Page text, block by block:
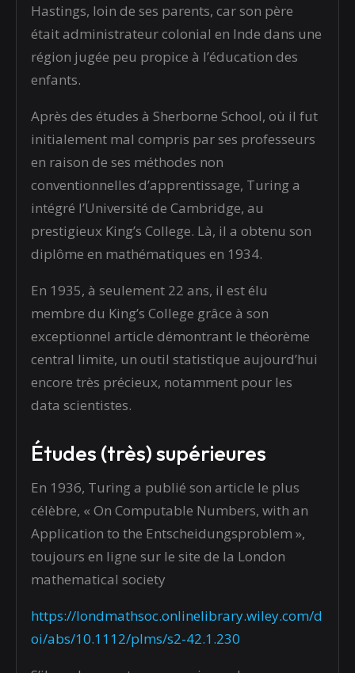
Hastings, loin de ses parents, car son père
était administrateur colonial en Inde dans une
région jugée peu propice à l’éducation des
enfants.
Après des études à Sherborne School, où il fut
initialement mal compris par ses professeurs
en raison de ses méthodes non
conventionnelles d’apprentissage, Turing a
intégré l’Université de Cambridge, au
prestigieux King’s College. Là, il a obtenu son
diplôme en mathématiques en 1934.
En 1935, à seulement 22 ans, il est élu
membre du King’s College grâce à son
exceptionnel article démontrant le théorème
central limite, un outil statistique aujourd’hui
encore très précieux, notamment pour les
data scientistes.
Études (très) supérieures
En 1936, Turing a publié son article le plus
célèbre, « On Computable Numbers, with an
Application to the Entscheidungsproblem »,
toujours en ligne sur le site de la London
mathematical society
https://londmathsoc.onlinelibrary.wiley.com/d
oi/abs/10.1112/plms/s2-42.1.230